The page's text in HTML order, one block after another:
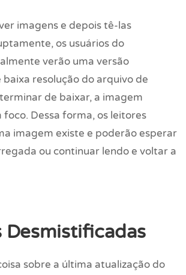
imagens e depois tê-las
os usuários do
verão uma versão
resolução do arquivo de
de baixar, a imagem
Dessa forma, os leitores
imagem existe e poderão esperar
ou continuar lendo e voltar a
Desmistificadas
sobre a última atualização do